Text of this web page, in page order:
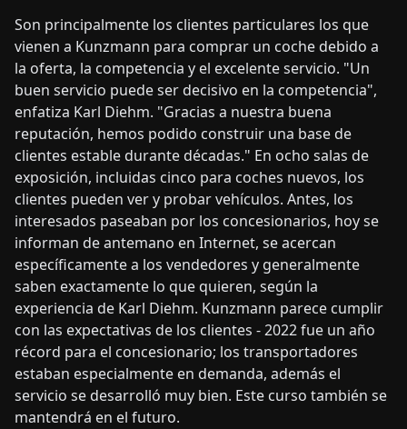
Son principalmente los clientes particulares los que
vienen a Kunzmann para comprar un coche debido a
la oferta, la competencia y el excelente servicio. "Un
buen servicio puede ser decisivo en la competencia",
enfatiza Karl Diehm. "Gracias a nuestra buena
reputación, hemos podido construir una base de
clientes estable durante décadas." En ocho salas de
exposición, incluidas cinco para coches nuevos, los
clientes pueden ver y probar vehículos. Antes, los
interesados paseaban por los concesionarios, hoy se
informan de antemano en Internet, se acercan
específicamente a los vendedores y generalmente
saben exactamente lo que quieren, según la
experiencia de Karl Diehm. Kunzmann parece cumplir
con las expectativas de los clientes - 2022 fue un año
récord para el concesionario; los transportadores
estaban especialmente en demanda, además el
servicio se desarrolló muy bien. Este curso también se
mantendrá en el futuro.